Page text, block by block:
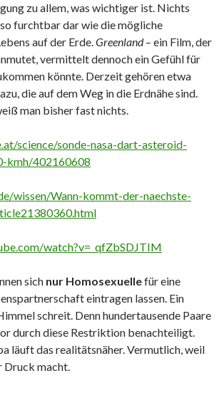
zu allem, was wichtiger ist. Nichts
furchtbar dar wie die mögliche
auf der Erde.Greenland– ein Film, der
vermittelt dennoch ein Gefühl für
könnte. Derzeit gehören etwa
die auf dem Weg in die Erdnähe sind.
man bisher fast nichts.
science/sonde-nasa-dart-asteroid-
kmh/402160608
wissen/Wann-kommt-der-naechste-
watch?v=_qfZbSDJTIM
sich nur Homosexuellefür eine
eintragen lassen. Ein
schreit. Denn hundertausende Paare
durch diese Restriktion benachteiligt.
läuft das realitätsnäher. Vermutlich, weil
Druck macht.